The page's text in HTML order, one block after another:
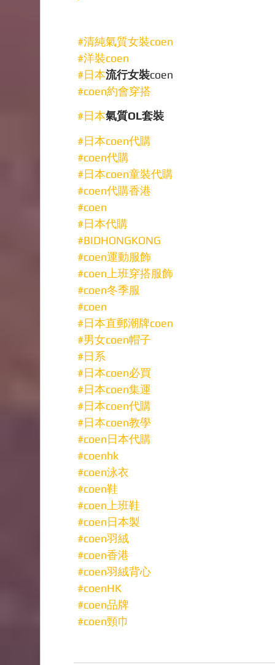
#清純氣質女裝coen
#洋裝coen
#日本流行女裝coen
#coen約會穿搭
#日本氣質OL套裝
#日本coen代購
#coen代購
#日本coen童裝代購
#coen代購香港
#coen
#日本代購
#BIDHONGKONG
#coen運動服飾
#coen上班穿搭服飾
#coen冬季服
#coen
#日本直郵潮牌coen
#男女coen帽子
#日系
#日本coen必買
#日本coen集運
#日本coen代購
#日本coen教學
#coen日本代購
#coenhk
#coen泳衣
#coen鞋
#coen上班鞋
#coen日本製
#coen羽絨
#coen香港
#coen羽絨背心
#coenHK
#coen品牌
#coen頸巾